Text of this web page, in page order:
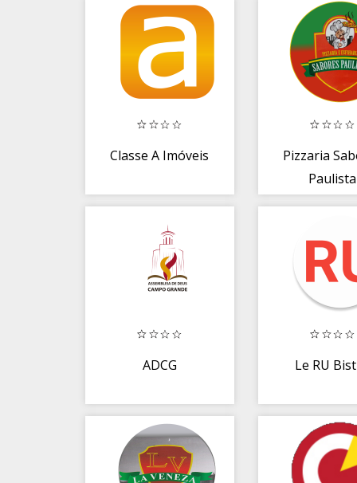
Classe A Imóveis
Pizzaria
Paulista
ADCG Le RU